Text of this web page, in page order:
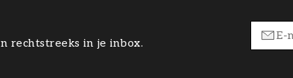
rechtstreeks in je inbox.